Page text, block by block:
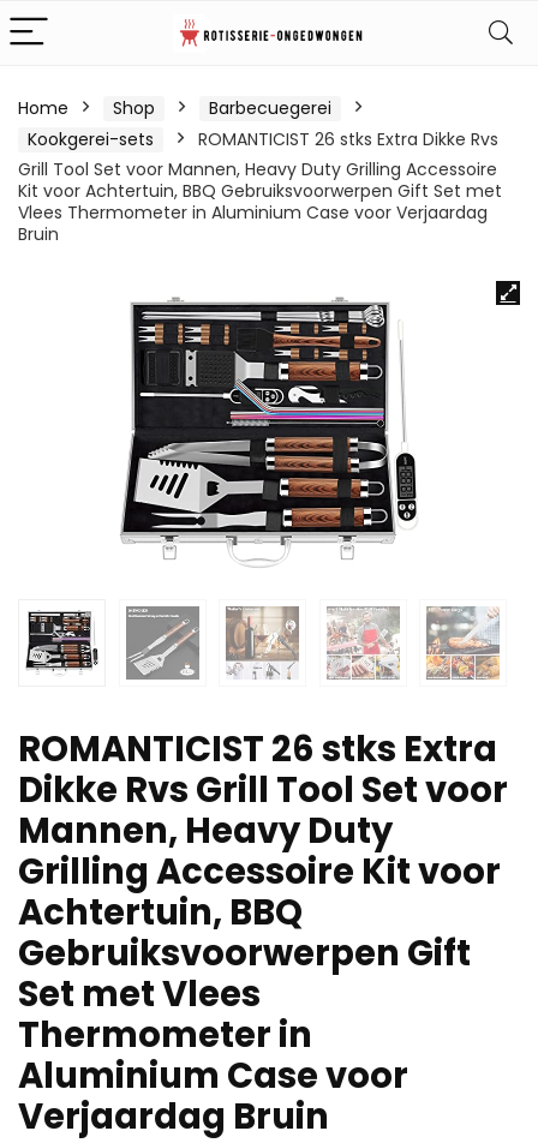
Home Shop
Barbecuegerei
Kookgerei-sets
ROMANTICIST 26 stks Extra Dikke Rvs
Grill Tool Set voor Mannen, Heavy Duty Grilling Accessoire
Kit voor Achtertuin, BBQ Gebruiksvoorwerpen Gift Set met
Vlees Thermometer in Aluminium Case voor Verjaardag
Bruin
ROMANTICIST 26 stks Extra
Dikke Rvs Grill Tool Set voor
Mannen, Heavy Duty
Grilling Accessoire Kit voor
Achtertuin, BBQ
Gebruiksvoorwerpen Gift
Set met Vlees
Thermometer in
Aluminium Case voor
Verjaardag Bruin